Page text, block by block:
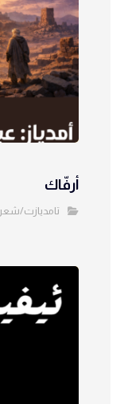
أرفّاك
تامديازت/شعر